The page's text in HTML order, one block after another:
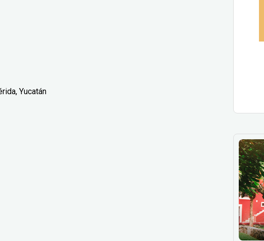
Yucatán